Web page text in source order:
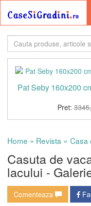
Pat Seby 160x200
Pret:
Home » Revista » Casa
Casuta de
lacului -
Comenteaza